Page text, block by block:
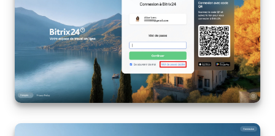
CRM + Boutique en ligne
Marketing
Entreprise
Market (Applications)